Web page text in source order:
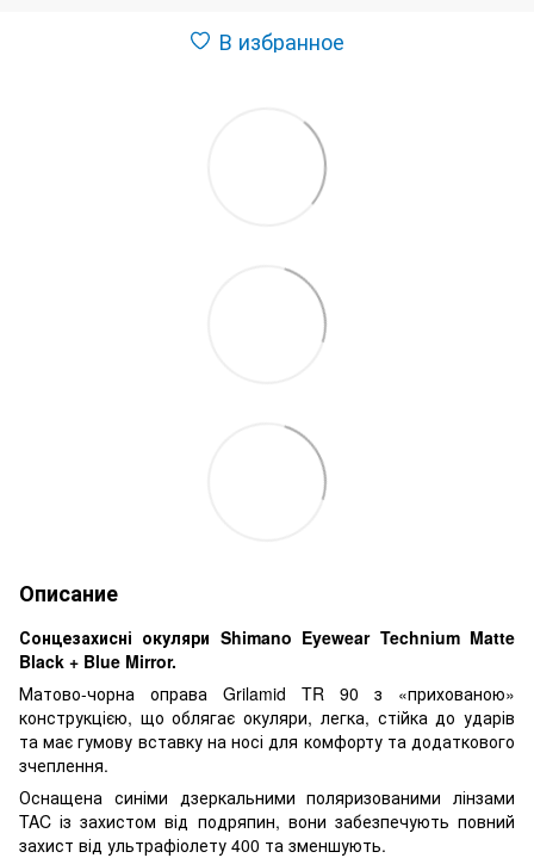
В избранное
Описание
Сонцезахисні окуляри Shimano Eyewear Technium Matte
Black + Blue Mirror.
Матово-чорна оправа Grilamid TR 90 з «прихованою»
конструкцією, що облягає окуляри, легка, стійка до ударів
та має гумову вставку на носі для комфорту та додаткового
зчеплення.
Оснащена синіми дзеркальними поляризованими лінзами
TAC із захистом від подряпин, вони забезпечують повний
захист від ультрафіолету 400 та зменшують.